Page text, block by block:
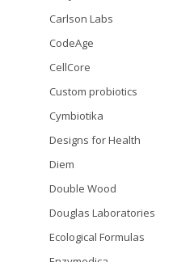
Carlson Labs
CodeAge
CellCore
Custom probiotics
Cymbiotika
Designs for Health
Diem
Double Wood
Douglas Laboratories
Ecological Formulas